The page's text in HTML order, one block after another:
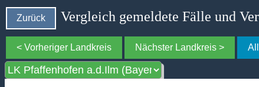
Zurück Vergleich gemeldete Fälle und
< Vorheriger Landkreis Nächster Landkreis >